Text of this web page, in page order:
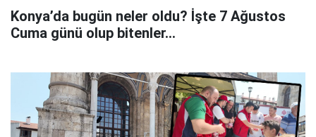
Konya’da bugün neler oldu? İşte 7 Ağustos
Cuma günü olup bitenler…